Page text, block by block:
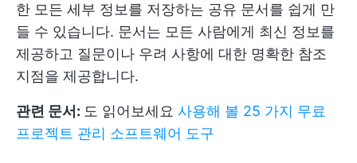
한 모든 세부 정보를 저장하는 공유 문서를 쉽게 만
들 수 있습니다. 문서는 모든 사람에게 최신 정보를
제공하고 질문이나 우려 사항에 대한 명확한 참조
지점을 제공합니다.
관련 문서: 도 읽어보세요 사용해 볼 25 가지 무료
프로젝트 관리 소프트웨어 도구